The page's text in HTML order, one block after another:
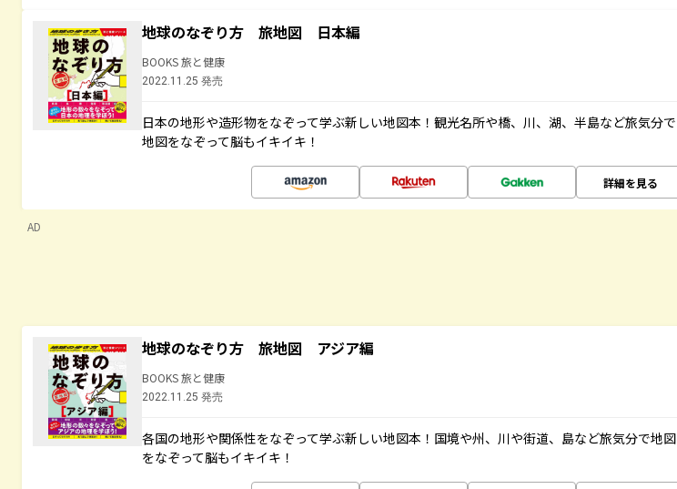
地球のなぞり方 旅地図 日本編
BOOKS 旅と健康
2022.11.25 発売
日本の地形や造形物をなぞって学ぶ新しい地図本！観光名所や橋、川、湖、半島など旅気分で
地図をなぞって脳もイキイキ！
詳細を見る
AD
地球のなぞり方 旅地図 アジア編
BOOKS 旅と健康
2022.11.25 発売
各国の地形や関係性をなぞって学ぶ新しい地図本！国境や州、川や街道、島など旅気分で地図
をなぞって脳もイキイキ！